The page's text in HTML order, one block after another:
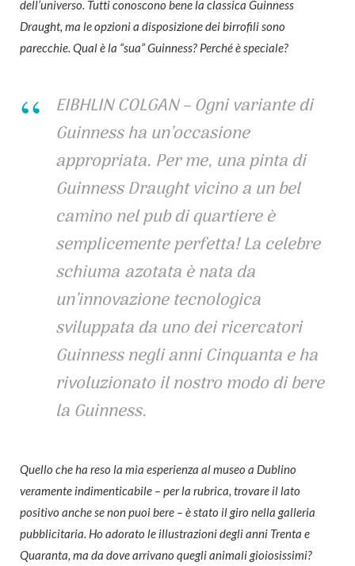
dell’universo. Tutti conoscono bene la classica Guinness
Draught, ma le opzioni a disposizione dei birrofili sono
parecchie. Qual è la “sua” Guinness? Perché è speciale?
EIBHLIN COLGAN – Ogni variante di
Guinness ha un’occasione
appropriata. Per me, una pinta di
Guinness Draught vicino a un bel
camino nel pub di quartiere è
semplicemente perfetta! La celebre
schiuma azotata è nata da
un’innovazione tecnologica
sviluppata da uno dei ricercatori
Guinness negli anni Cinquanta e ha
rivoluzionato il nostro modo di bere
la Guinness.
Quello che ha reso la mia esperienza al museo a Dublino
veramente indimenticabile – per la rubrica, trovare il lato
positivo anche se non puoi bere – è stato il giro nella galleria
pubblicitaria. Ho adorato le illustrazioni degli anni Trenta e
Quaranta, ma da dove arrivano quegli animali gioiosissimi?